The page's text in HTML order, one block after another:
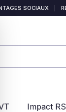
SOCIAUX
Impact